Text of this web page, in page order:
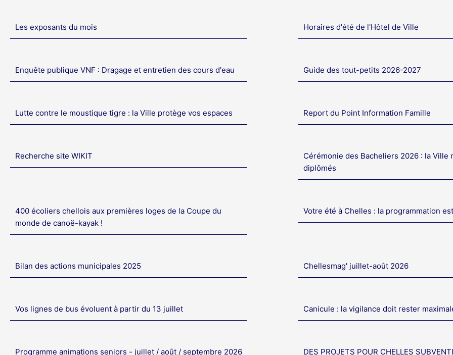
Les exposants du mois Horaires d'été de l'Hôtel de Ville
Enquête publique VNF : Dragage et entretien des cours d'eau Guide des tout-petits 2026-2027
Lutte contre le moustique tigre : la Ville protège vos espaces Report du Point Information Famille
Recherche site WIKIT
Cérémonie des Bacheliers 2026 : la Ville
diplômés
400 écoliers chellois aux premières loges de la Coupe du
monde de canoë-kayak !
Votre été à Chelles : la programmation
Bilan des actions municipales 2025 Chellesmag' juillet-août 2026
Vos lignes de bus évoluent à partir du 13 juillet Canicule : la vigilance doit rester
Programme animations seniors - juillet / août / septembre 2026 DES PROJETS POUR CHELLES